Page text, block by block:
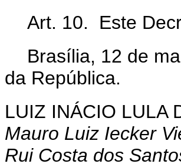
Art. 10.
Este
Brasília, 12 de
da República.
LUIZ INÁCIO LULA
Mauro Luiz Iecker
Rui Costa dos